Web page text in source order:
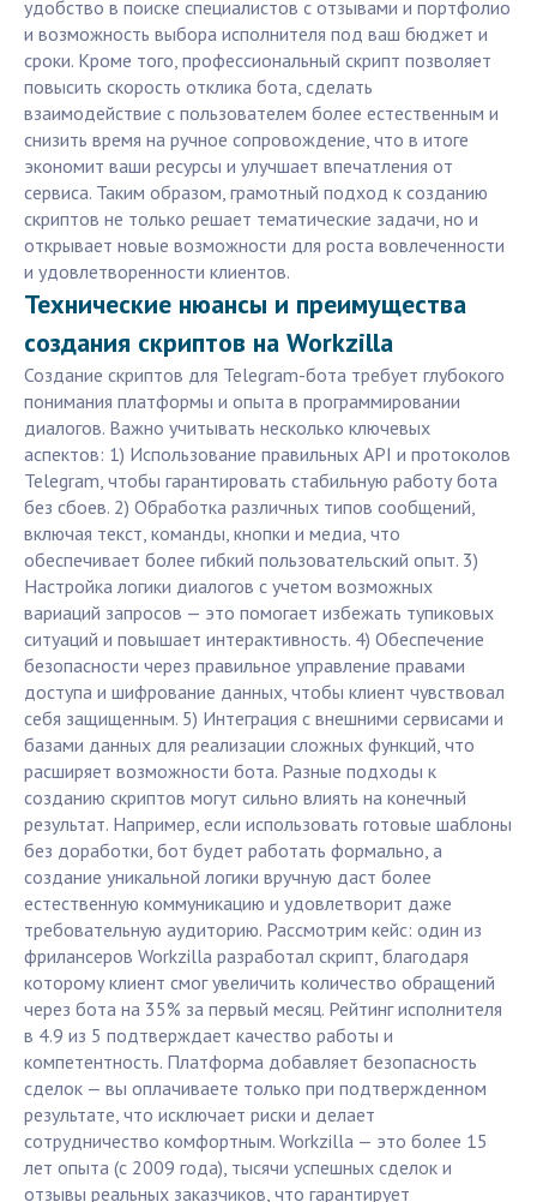
удобство в поиске специалистов с отзывами и портфолио
и возможность выбора исполнителя под ваш бюджет и
сроки. Кроме того, профессиональный скрипт позволяет
повысить скорость отклика бота, сделать
взаимодействие с пользователем более естественным и
снизить время на ручное сопровождение, что в итоге
экономит ваши ресурсы и улучшает впечатления от
сервиса. Таким образом, грамотный подход к созданию
скриптов не только решает тематические задачи, но и
открывает новые возможности для роста вовлеченности
и удовлетворенности клиентов.
Технические нюансы и преимущества
создания скриптов на Workzilla
Создание скриптов для Telegram-бота требует глубокого
понимания платформы и опыта в программировании
диалогов. Важно учитывать несколько ключевых
аспектов: 1) Использование правильных API и протоколов
Telegram, чтобы гарантировать стабильную работу бота
без сбоев. 2) Обработка различных типов сообщений,
включая текст, команды, кнопки и медиа, что
обеспечивает более гибкий пользовательский опыт. 3)
Настройка логики диалогов с учетом возможных
вариаций запросов — это помогает избежать тупиковых
ситуаций и повышает интерактивность. 4) Обеспечение
безопасности через правильное управление правами
доступа и шифрование данных, чтобы клиент чувствовал
себя защищенным. 5) Интеграция с внешними сервисами и
базами данных для реализации сложных функций, что
расширяет возможности бота. Разные подходы к
созданию скриптов могут сильно влиять на конечный
результат. Например, если использовать готовые шаблоны
без доработки, бот будет работать формально, а
создание уникальной логики вручную даст более
естественную коммуникацию и удовлетворит даже
требовательную аудиторию. Рассмотрим кейс: один из
фрилансеров Workzilla разработал скрипт, благодаря
которому клиент смог увеличить количество обращений
через бота на 35% за первый месяц. Рейтинг исполнителя
в 4.9 из 5 подтверждает качество работы и
компетентность. Платформа добавляет безопасность
сделок — вы оплачиваете только при подтвержденном
результате, что исключает риски и делает
сотрудничество комфортным. Workzilla — это более 15
лет опыта (с 2009 года), тысячи успешных сделок и
отзывы реальных заказчиков, что гарантирует